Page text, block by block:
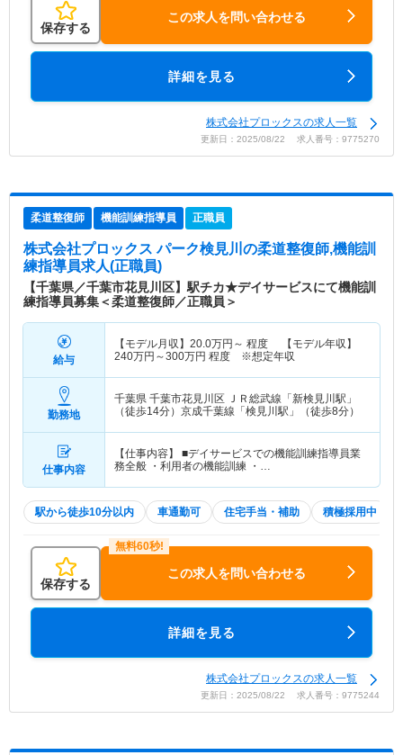
保存する
この求人を問い合わせる
詳細を見る
株式会社プロックスの求人一覧
更新日：2025/08/22 求人番号：9775270
柔道整復師 機能訓練指導員 正職員
株式会社プロックス パーク検見川 の柔道整復師,機能訓
練指導員求人(正職員)
【千葉県／千葉市花見川区】駅チカ★デイサービスにて機能訓
練指導員募集＜柔道整復師／正職員＞
給与
【モデル月収】 20.0万円～ 程度 【モデル年収】
240万円～300万円 程度 ※想定年収
勤務地
千葉県 千葉市花見川区 ＪＲ総武線「新検見川駅」
（徒歩14分）京成千葉線「検見川駅」（徒歩8分）
仕事内容
【仕事内容】 ■デイサービスでの機能訓練指導員業
務全般 ・利用者の機能訓練 ・…
駅から徒歩10分以内 車通勤可 住宅手当・補助 積極採用中
保存する
この求人を問い合わせる
詳細を見る
株式会社プロックスの求人一覧
更新日：2025/08/22 求人番号：9775244